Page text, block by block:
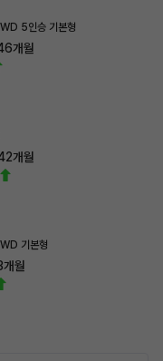
5인승 기본형
개월
개월
기본형
개월